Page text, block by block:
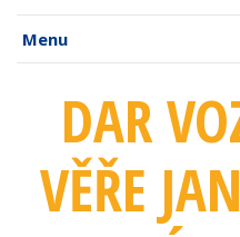
Menu
DAR
VĚŘE